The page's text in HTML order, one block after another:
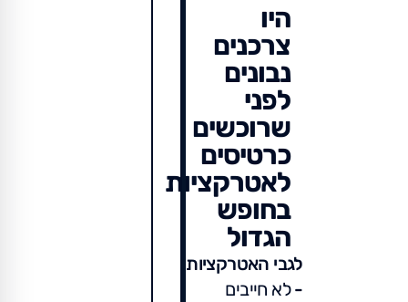
היו
צרכנים
נבונים
לפני
שרוכשים
כרטיסים
לאטרקציות
בחופש
הגדול
לגבי האטרקציות
-לא חייבים